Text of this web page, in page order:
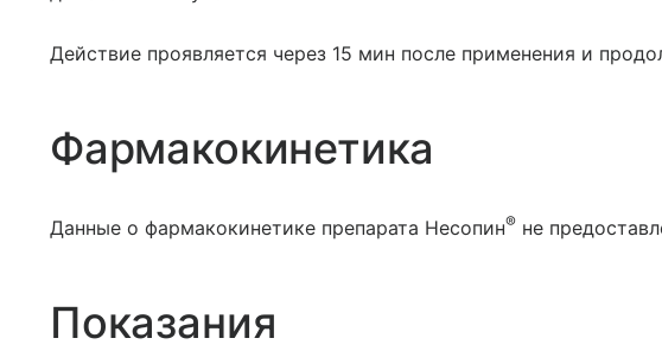
Действие проявляется через 15 мин после применения и
Фармакокинетика
Данные о фармакокинетике препарата Несопин® не
Показания